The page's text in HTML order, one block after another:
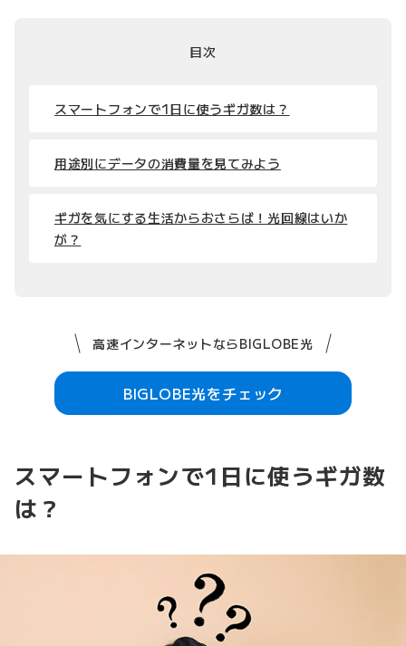
目次
スマートフォンで1日に使うギガ数は？
用途別にデータの消費量を見てみよう
ギガを気にする生活からおさらば！光回線はいか
が？
高速インターネットならBIGLOBE光
BIGLOBE光をチェック
スマートフォンで1日に使うギガ数
は？